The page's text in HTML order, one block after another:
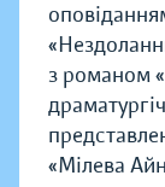
з романом
«Мілева